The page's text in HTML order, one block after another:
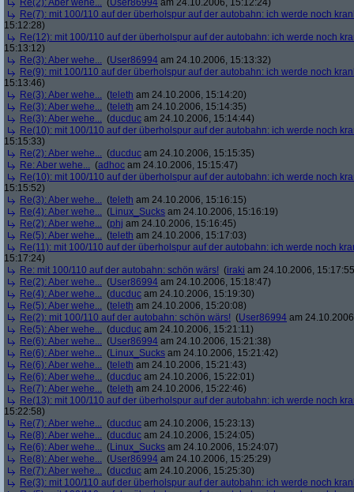
Re(2): Aber wehe... (User86994 am 24.10.2006, 15:12:24)
Re(7): mit 100/110 auf der überholspur auf der autobahn: ich werde noch
15:12:28)
Re(12): mit 100/110 auf der überholspur auf der autobahn: ich werde noch
15:13:12)
Re(3): Aber wehe... (User86994 am 24.10.2006, 15:13:32)
Re(9): mit 100/110 auf der überholspur auf der autobahn: ich werde noch
15:13:46)
Re(3): Aber wehe... (teleth am 24.10.2006, 15:14:20)
Re(3): Aber wehe... (teleth am 24.10.2006, 15:14:35)
Re(3): Aber wehe... (ducduc am 24.10.2006, 15:14:44)
Re(10): mit 100/110 auf der überholspur auf der autobahn: ich werde noch
15:15:33)
Re(2): Aber wehe... (ducduc am 24.10.2006, 15:15:35)
Re: Aber wehe... (adhoc am 24.10.2006, 15:15:47)
Re(10): mit 100/110 auf der überholspur auf der autobahn: ich werde noch
15:15:52)
Re(3): Aber wehe... (teleth am 24.10.2006, 15:16:15)
Re(4): Aber wehe... (Linux_Sucks am 24.10.2006, 15:16:19)
Re(2): Aber wehe... (phj am 24.10.2006, 15:16:45)
Re(5): Aber wehe... (teleth am 24.10.2006, 15:17:03)
Re(11): mit 100/110 auf der überholspur auf der autobahn: ich werde noch
15:17:24)
Re: mit 100/110 auf der autobahn: schön wärs! (iraki am 24.10.2006,
Re(2): Aber wehe... (User86994 am 24.10.2006, 15:18:47)
Re(4): Aber wehe... (ducduc am 24.10.2006, 15:19:30)
Re(5): Aber wehe... (teleth am 24.10.2006, 15:20:08)
Re(2): mit 100/110 auf der autobahn: schön wärs! (User86994 am
Re(5): Aber wehe... (ducduc am 24.10.2006, 15:21:11)
Re(6): Aber wehe... (User86994 am 24.10.2006, 15:21:38)
Re(6): Aber wehe... (Linux_Sucks am 24.10.2006, 15:21:42)
Re(6): Aber wehe... (teleth am 24.10.2006, 15:21:43)
Re(6): Aber wehe... (ducduc am 24.10.2006, 15:22:01)
Re(7): Aber wehe... (teleth am 24.10.2006, 15:22:46)
Re(13): mit 100/110 auf der überholspur auf der autobahn: ich werde noch
15:22:58)
Re(7): Aber wehe... (ducduc am 24.10.2006, 15:23:13)
Re(8): Aber wehe... (ducduc am 24.10.2006, 15:24:05)
Re(6): Aber wehe... (Linux_Sucks am 24.10.2006, 15:24:07)
Re(8): Aber wehe... (User86994 am 24.10.2006, 15:25:29)
Re(7): Aber wehe... (ducduc am 24.10.2006, 15:25:30)
Re(3): mit 100/110 auf der überholspur auf der autobahn: ich werde noch